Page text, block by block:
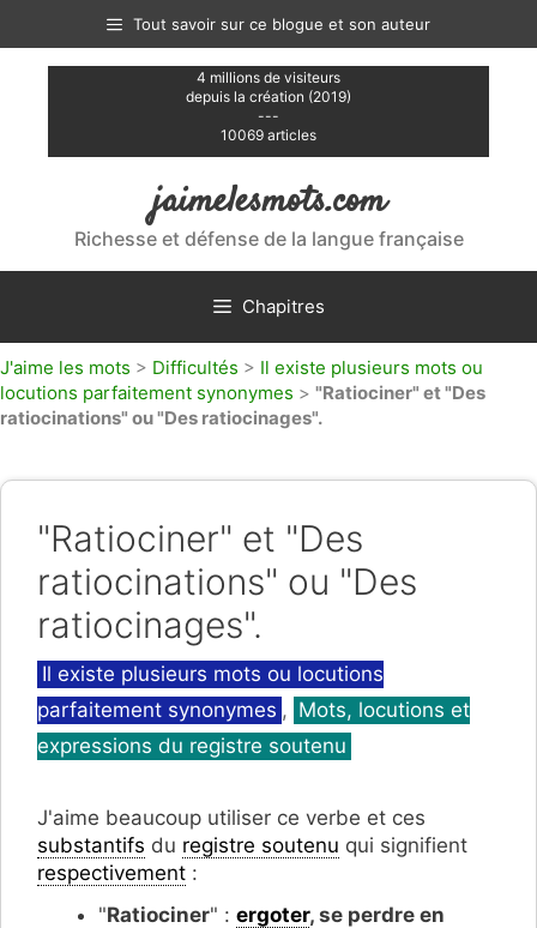
contenu
Tout savoir sur ce blogue et son auteur
4 millions de visiteurs
depuis la création (2019)
---
10069 articles
jaimelesmots.com
Richesse et défense de la langue française
Chapitres
J'aime les mots > Difficultés > Il existe plusieurs mots ou
locutions parfaitement synonymes > "Ratiociner" et "Des
ratiocinations" ou "Des ratiocinages".
"Ratiociner" et "Des
ratiocinations" ou "Des
ratiocinages".
Catégories
Il existe plusieurs mots ou locutions
parfaitement synonymes , Mots, locutions et
expressions du registre soutenu
J'aime beaucoup utiliser ce verbe et ces
substantifs du registre soutenu qui signifient
respectivement :
"Ratiociner" : ergoter, se perdre en